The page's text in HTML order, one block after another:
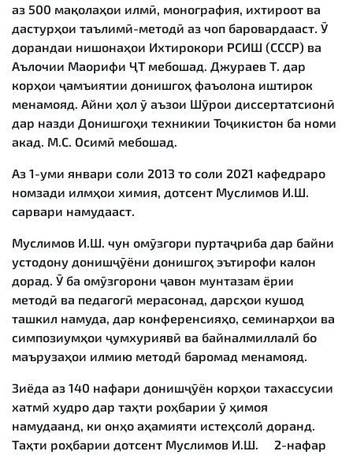
аз 500 мақолаҳои илмӣ, монография, ихтироот ва
дастурҳои таълимӣ-методӣ аз чоп баровардааст. Ӯ
дорандаи нишонаҳои Ихтирокори РСИШ (СССР) ва
Аълочии Маорифи ҶТ мебошад. Джураев Т. дар
корҳои ҷамъиятии донишгоҳ фаъолона иштирок
менамояд. Айни ҳол ӯ аъзои Шӯрои диссертатсионӣ
дар назди Донишгоҳи техникии Тоҷикистон ба номи
акад. М.С. Осимӣ мебошад.
Аз 1-уми январи соли 2013 то соли 2021 кафедраро
номзади илмҳои химия, дотсент Муслимов И.Ш.
сарвари намудааст.
Муслимов И.Ш. чун омӯзгори пуртаҷриба дар байни
устодону донишҷӯёни донишгоҳ эътирофи калон
дорад. Ӯ ба омӯзгорони ҷавон мунтазам ёрии
методӣ ва педагогӣ мерасонад, дарсҳои кушод
ташкил намуда, дар конференсияҳо, семинарҳои ва
симпозиумҳои ҷумхуриявӣ ва байналмиллалӣ бо
маърузаҳои илмию методӣ баромад менамояд.
Зиёда аз 140 нафари донишҷӯён корҳои тахассусии
хатмӣ худро дар таҳти роҳбарии ӯ ҳимоя
намудаанд, ки онҳо аҳамияти истеҳсолӣ доранд.
Таҳти роҳбарии дотсент Муслимов И.Ш. 2-нафар